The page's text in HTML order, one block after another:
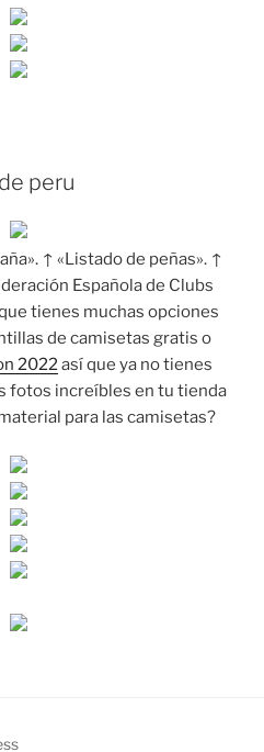
peru
↑ «Listado de peñas». ↑
Española de Clubs
tienes muchas opciones
de camisetas gratis o
2022 así que ya no tienes
fotos increíbles en tu tienda
para las camisetas?